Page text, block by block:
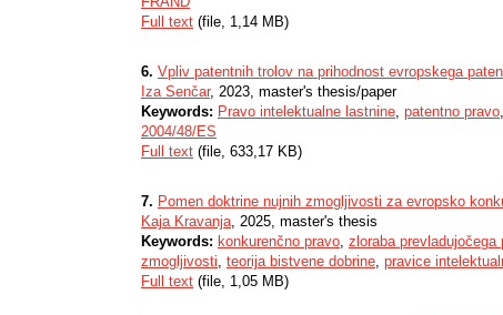
Full text (file, 1,14 MB)
6. Vpliv patentnih trolov na prihodnost evropskega
Iza Senčar, 2023, master's thesis/paper
Keywords: Pravo intelektualne lastnine, patentno pravo,
2004/48/ES
Full text (file, 633,17 KB)
7. Pomen doktrine nujnih zmogljivosti za evropsko
Kaja Kravanja, 2025, master's thesis
Keywords: konkurenčno pravo, zloraba prevladujočega
zmogljivosti, teorija bistvene dobrine, pravice
Full text (file, 1,05 MB)